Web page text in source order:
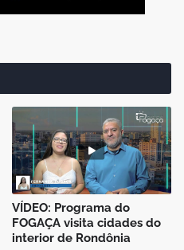
VÍDEO: Programa do
FOGAÇA visita cidades do
interior de Rondônia